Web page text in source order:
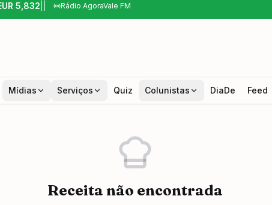
5,832 Rádio AgoraVale FM
Mídias Serviços Quiz Colunistas DiaDe Feed
Receita não encontrada